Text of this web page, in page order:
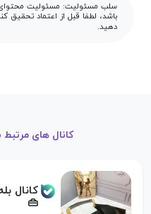
سلب مسئولیت: مسئولیت
باشد، لطفا قبل از اعتماد
دهید.
کانال های مرتبط
کانال
👜